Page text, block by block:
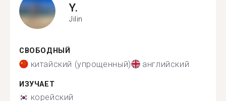
Y.
Jilin
СВОБОДНЫЙ
китайский (упрощенный) английский
ИЗУЧАЕТ
корейский